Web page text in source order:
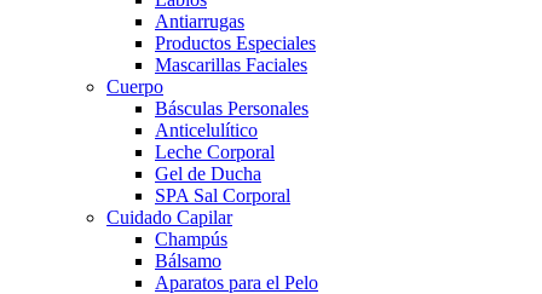
Antiarrugas
Productos Especiales
Mascarillas Faciales
Cuerpo
Básculas Personales
Anticelulítico
Leche Corporal
Gel de Ducha
SPA Sal Corporal
Cuidado Capilar
Champús
Bálsamo
Aparatos para el Pelo